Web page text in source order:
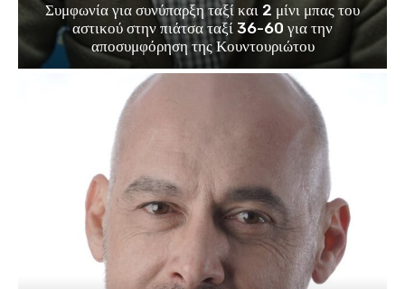
Συμφωνία για συνύπαρξη ταξί και 2 μίνι μπας του
αστικού στην πιάτσα ταξί 36-60 για την
αποσυμφόρηση της Κουντουριώτου